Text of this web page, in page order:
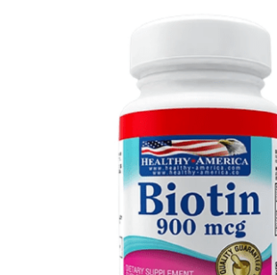
Política de protección y tratamiento de
TÉRMINOS Y CONDICIONES